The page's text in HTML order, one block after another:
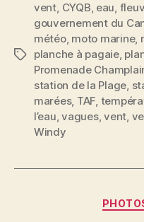
Étiquettes
vent, CYQB, eau,
gouvernement du
météo, moto marine,
planche à pagaie,
Promenade
station de la Plage,
marées, TAF,
l’eau,vagues,vent,
Windy